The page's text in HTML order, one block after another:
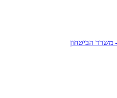
משרד הביטחון